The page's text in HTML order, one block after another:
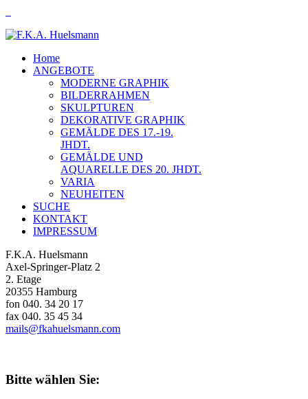
Home
ANGEBOTE
MODERNE GRAPHIK
BILDERRAHMEN
SKULPTUREN
DEKORATIVE GRAPHIK
GEMÄLDE DES 17.-19.
JHDT.
GEMÄLDE UND
AQUARELLE DES 20. JHDT.
VARIA
NEUHEITEN
SUCHE
KONTAKT
IMPRESSUM
F.K.A. Huelsmann
Axel-Springer-Platz 2
2. Etage
20355 Hamburg
fon 040. 34 20 17
fax 040. 35 45 34
mails@fkahuelsmann.com
Bitte wählen Sie: